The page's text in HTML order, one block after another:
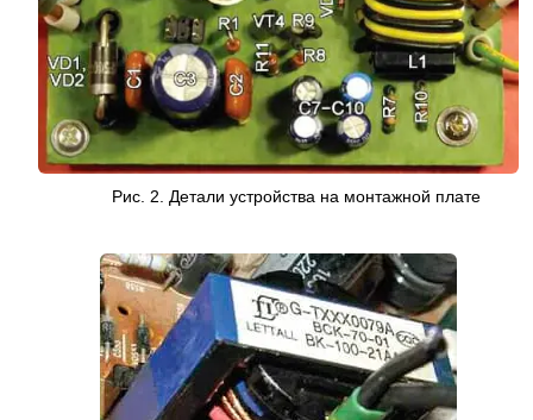
Рис. 2. Детали устройства на монтажной плате